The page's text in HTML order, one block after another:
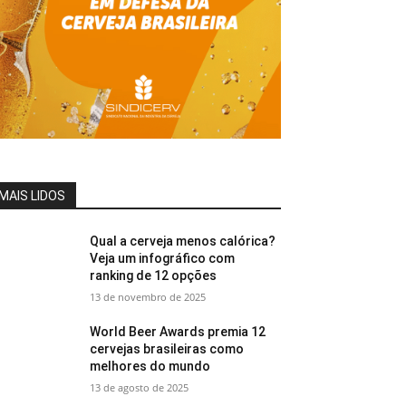
LIDOS
Qual a cerveja menos calórica?
Veja um infográfico com
ranking de 12 opções
13 de novembro de 2025
World Beer Awards premia 12
cervejas brasileiras como
melhores do mundo
13 de agosto de 2025